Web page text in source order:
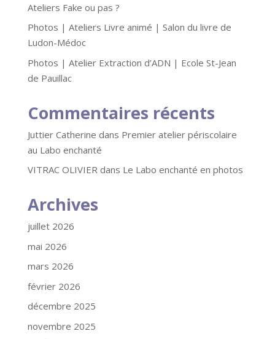
Ateliers Fake ou pas ?
Photos | Ateliers Livre animé | Salon du livre de
Ludon-Médoc
Photos | Atelier Extraction d’ADN | Ecole St-Jean
de Pauillac
Commentaires récents
Juttier Catherine dans Premier atelier périscolaire
au Labo enchanté
VITRAC OLIVIERdans Le Labo enchanté en photos
Archives
juillet 2026
mai 2026
mars 2026
février 2026
décembre 2025
novembre 2025